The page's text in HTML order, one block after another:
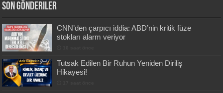
Son Gönderiler
CNN’den çarpıcı iddia: ABD’nin kritik füze
stokları alarm veriyor
Tutsak Edilen Bir Ruhun Yeniden Diriliş
Hikayesi!